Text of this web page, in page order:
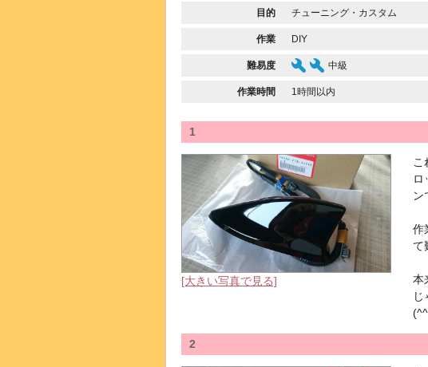
目的 チューニング・カスタム
作業 DIY
難易度 中級
作業時間 1時間以内
1
[大きい写真で見る]
こ
ロ
ン
作
て
本
2